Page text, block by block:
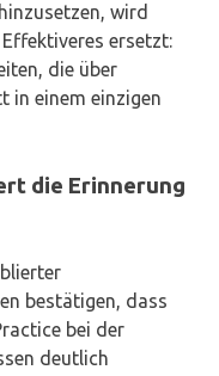
wird
ersetzt:
die über
in einem einzigen
die Erinnerung
bestätigen, dass
bei der
deutlich